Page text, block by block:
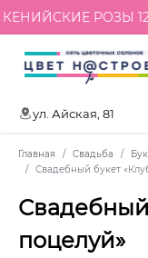
РОЗЫ 120
ул. Айская, 81
Главная Свадьба
Свадебный букет
поцелуй»